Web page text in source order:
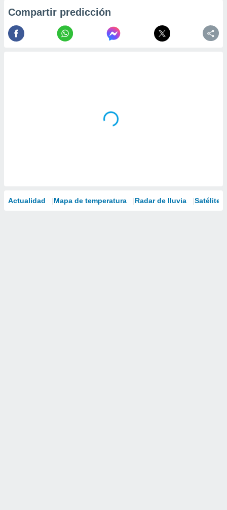
Compartir predicción
Actualidad Mapa de temperatura Radar de lluvia Satélites